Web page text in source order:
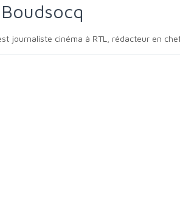
journaliste cinéma à RTL, rédacteur en